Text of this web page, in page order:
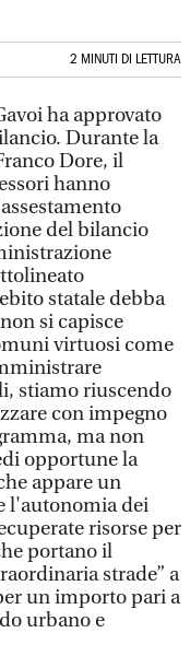
2 MINUTI DI LETTURA
ha approvato
Durante la
Dore, il
hanno
del bilancio
statale debba
si capisce
virtuosi come
stiamo riuscendo
con impegno
ma non
opportune la
appare un
l'autonomia dei
risorse per
portano il
strade” a
un importo pari a
urbano e